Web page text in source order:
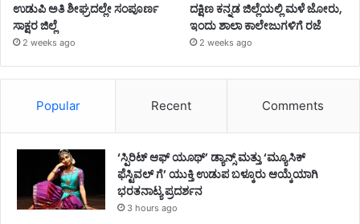
ಉಡುಪಿ ಅತಿ ಶೀಘ್ರದಲ್ಲೇ ಸಂಪೂರ್ಣ
ಸಾಕ್ಷರ ಜಿಲ್ಲೆ
2 weeks ago
ದಕ್ಷಿಣ ಕನ್ನಡ ಜಿಲ್ಲೆಯಲ್ಲಿ ಮಳೆ ಜೋರು,
ಇಂದು ಶಾಲಾ ಕಾಲೇಜುಗಳಿಗೆ ರಜೆ
2 weeks ago
Popular Recent Comments
‘ಸ್ಪಿರಿಟ್ ಆಫ್ ಯೂಥ್’ ಡ್ಯಾನ್ಸ್ ಮತ್ತು ‘ಮ್ಯೂಸಿಕ್
ಫೆಸ್ಟಿವಲ್ ಗೆ’ ಯುಕ್ತಿ ಉಡುಪ ಬಳ್ಕೂರು ಆಯ್ಕೆಯಾಗಿ
ಭರತನಾಟ್ಯ ಪ್ರದರ್ಶನ
3 hours ago